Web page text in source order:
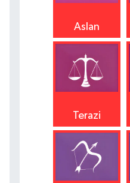
Aslan
Terazi